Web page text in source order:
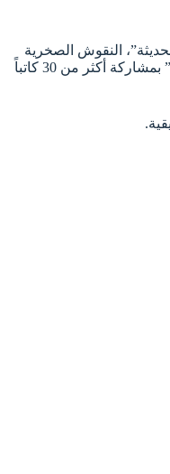
عبد القادر مؤسس الدولة الجزائرية الحديثة”، النقوش الصخرية
القديمة في الجزائر..من الدولة النوميدية إلى اليوم” إلى جانب الوقوف عند “مئوية المفكر فرانتز فانون” تتناول موضوع “الكولونيالية والنيو- كولونيالية” وكذا “تسريد الصحراء في الأدب” بمشاركة أكثر من 30 كاتباً